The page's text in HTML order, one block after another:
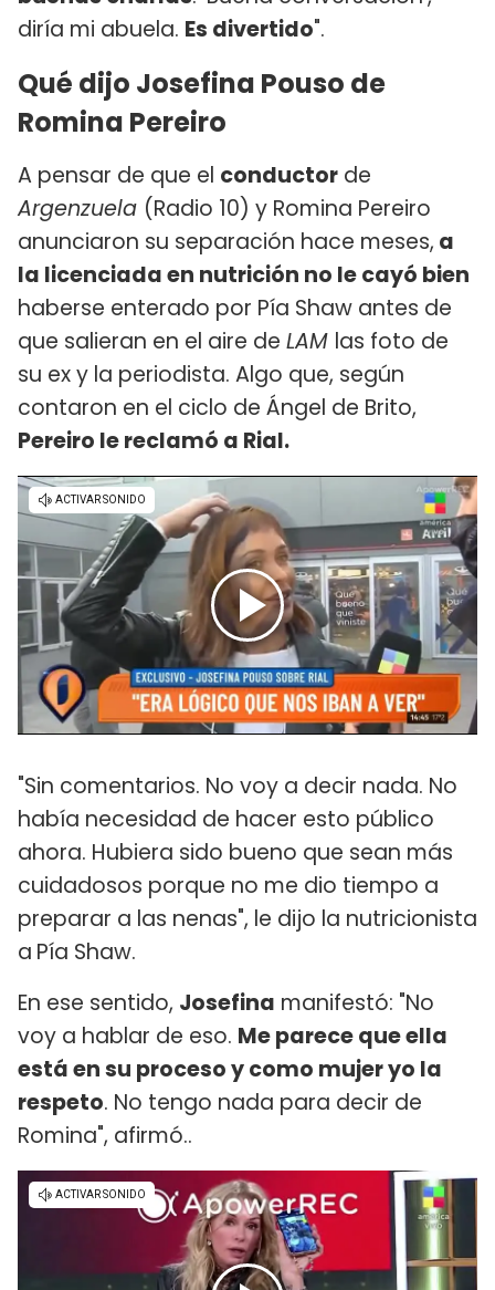
diría mi abuela. Es divertido".
Qué dijo Josefina Pouso de
Romina Pereiro
A pensar de que el conductor de
Argenzuela (Radio 10) y Romina Pereiro
anunciaron su separación hace meses, a
la licenciada en nutrición no le cayó bien
haberse enterado por Pía Shaw antes de
que salieran en el aire de LAM las foto de
su ex y la periodista. Algo que, según
contaron en el ciclo de Ángel de Brito,
Pereiro le reclamó a Rial.
"Sin comentarios. No voy a decir nada. No
había necesidad de hacer esto público
ahora. Hubiera sido bueno que sean más
cuidadosos porque no me dio tiempo a
preparar a las nenas", le dijo la nutricionista
a Pía Shaw.
En ese sentido, Josefina manifestó: "No
voy a hablar de eso. Me parece que ella
está en su proceso y como mujer yo la
respeto. No tengo nada para decir de
Romina", afirmó..